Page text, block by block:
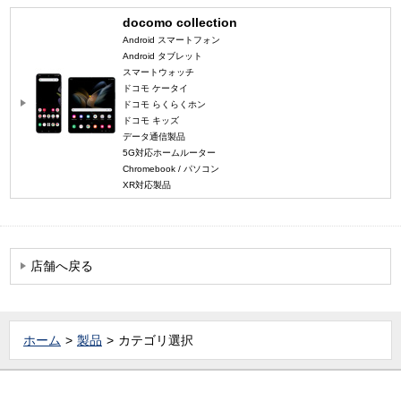
docomo collection
Android スマートフォン
Android タブレット
スマートウォッチ
ドコモ ケータイ
ドコモ らくらくホン
ドコモ キッズ
データ通信製品
5G対応ホームルーター
Chromebook / パソコン
XR対応製品
店舗へ戻る
ホーム 製品 カテゴリ選択